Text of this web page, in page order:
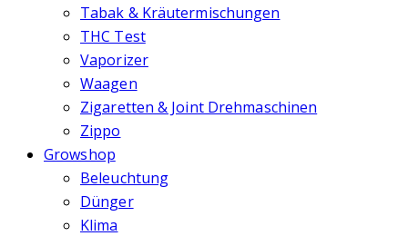
Tabak & Kräutermischungen
THC Test
Vaporizer
Waagen
Zigaretten & Joint Drehmaschinen
Zippo
Growshop
Beleuchtung
Dünger
Klima